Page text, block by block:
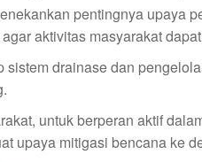
pentingnya upaya
aktivitas masyarakat
drainase dan
untuk berperan aktif
upaya mitigasi bencana ke